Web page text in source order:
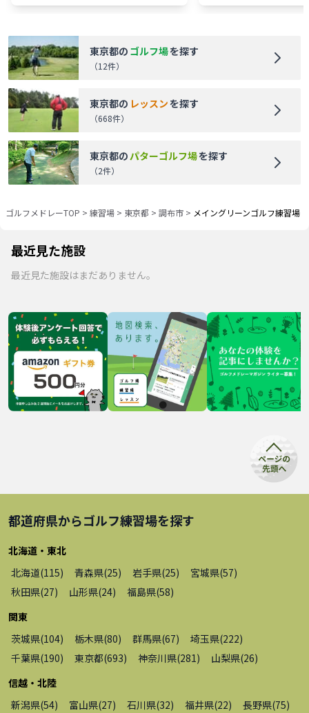
東京都の ゴルフ場を探す
（12件）
東京都の レッスンを探す
（668件）
東京都のパターゴルフ場を探す
（2件）
ゴルフメドレーTOP > 練習場 > 東京都 > 調布市 > メイングリーンゴルフ練習場
最近見た施設
最近見た施設はまだありません。
都道府県からゴルフ練習場を探す
北海道・東北
北海道(115) 青森県(25) 岩手県(25) 宮城県(57)
秋田県(27) 山形県(24) 福島県(58)
関東
茨城県(104) 栃木県(80) 群馬県(67) 埼玉県(222)
千葉県(190) 東京都(693) 神奈川県(281) 山梨県(26)
信越・北陸
新潟県(54) 富山県(27) 石川県(32) 福井県(22) 長野県(75)